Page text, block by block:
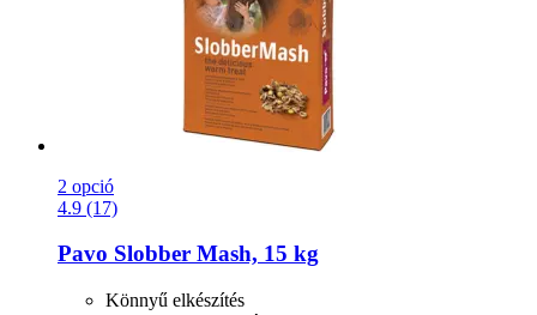
2 opció
4.9 (17)
Pavo Slobber Mash, 15 kg
Könnyű elkészítés